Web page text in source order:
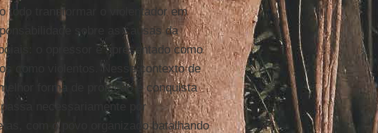
todo transformar o violentador em
sobre as causas da
o opressor é apresentado como
como violentos. Nesse contexto de
forma de proteção e conquista
necessariamente por
com o povo organizado batalhando